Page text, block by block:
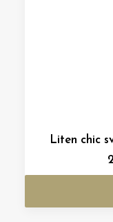
Liten chic